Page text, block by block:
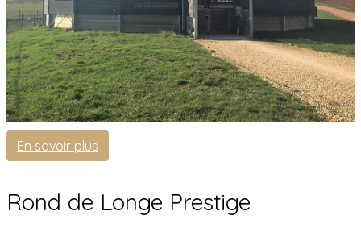
En savoir plus
Rond de Longe Prestige